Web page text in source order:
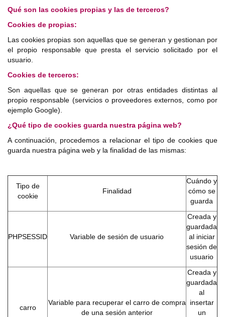
Qué son las cookies propias y las de terceros?
Cookies de propias:
Las cookies propias son aquellas que se generan y gestionan por
el propio responsable que presta el servicio solicitado por el
usuario.
Cookies de terceros:
Son aquellas que se generan por otras entidades distintas al
propio responsable (servicios o proveedores externos, como por
ejemplo Google).
¿Qué tipo de cookies guarda nuestra página web?
A continuación, procedemos a relacionar el tipo de cookies que
guarda nuestra página web y la finalidad de las mismas:
Tipo de
cookie
Finalidad
Cuándo y
cómo se
guarda
PHPSESSID Variable de sesión de usuario
Creada y
guardada
al iniciar
sesión de
usuario
carro
Variable para recuperar el carro de compra
de una sesión anterior
Creada y
guardada
al
insertar
un